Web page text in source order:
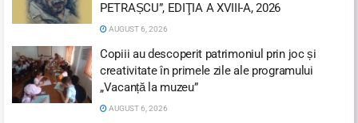
PETRAȘCU”, EDIŢIA A XVIII-A, 2026
AUGUST 6, 2026
Copiii au descoperit patrimoniul prin joc și
creativitate în primele zile ale programului
„Vacanță la muzeu”
AUGUST 6, 2026